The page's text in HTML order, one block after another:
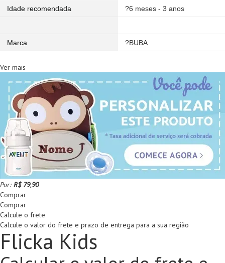
Idade recomendada ?6 meses - 3 anos
Marca ?BUBA
Ver mais
Por: R$ 79,90
Comprar
Comprar
Calcule o frete
Calcule o valor do frete e prazo de entrega para a sua região
Flicka Kids